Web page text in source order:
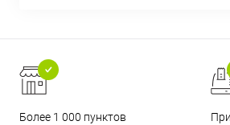
Более 1 000 пунктов